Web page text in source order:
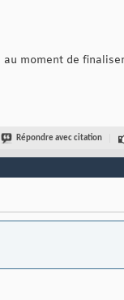
moment de
Répondre avec citation